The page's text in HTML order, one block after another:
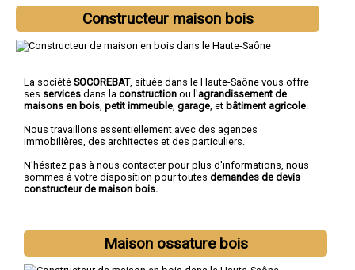
Constructeur maison bois
La société SOCOREBAT, située dans le Haute-Saône vous offre
ses services dans la construction ou l'agrandissement de
maisons en bois petit immeuble garage , et bâtiment agricole
Nous travaillons essentiellement avec des agences
immobilières, des architectes et des particuliers.
N'hésitez pas à nous contacter pour plus d'informations, nous
sommes à votre disposition pour toutes demandes de devis
constructeur de maison bois.
Maison ossature bois